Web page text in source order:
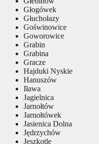
Głogówek
Głuchołazy
Goświnowice
Goworowice
Grabin
Grabina
Gracze
Hajduki Nyskie
Hanuszów
Iława
Jagielnica
Jarnołtów
Jarnołtówek
Jasienica Dolna
Jędrzychów
Jeszkotle